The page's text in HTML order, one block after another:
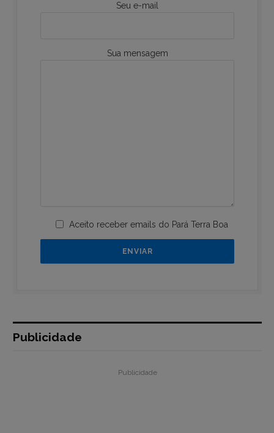
Seu e-mail
Sua mensagem
Aceito receber emails do Pará Terra Boa
Publicidade
Publicidade